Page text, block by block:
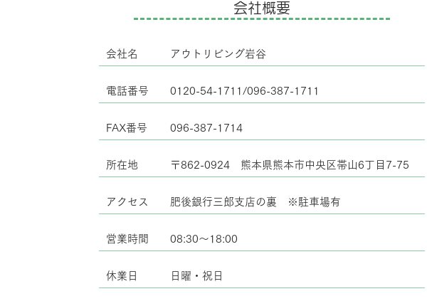
会社概要
会社名 アウトリビング岩谷
電話番号 0120-54-1711/096-387-1711
FAX番号 096-387-1714
所在地 〒862-0924 熊本県熊本市中央区帯山6丁目7-75
アクセス 肥後銀行三郎支店の裏 ※駐車場有
営業時間 08:30～18:00
休業日 日曜・祝日